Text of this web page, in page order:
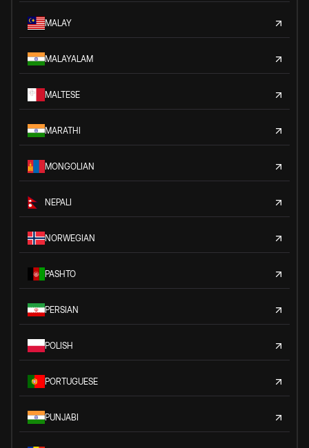
MALAY
MALAYALAM
MALTESE
MARATHI
MONGOLIAN
NEPALI
NORWEGIAN
PASHTO
PERSIAN
POLISH
PORTUGUESE
PUNJABI